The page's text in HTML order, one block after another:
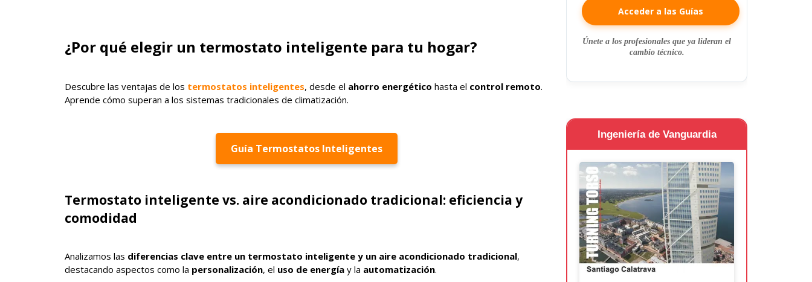
¿Por qué elegir un termostato inteligente para tu hogar?
Descubre las ventajas de los termostatos inteligentes, desde el ahorro energético hasta el control remoto.
Aprende cómo superan a los sistemas tradicionales de climatización.
Guía Termostatos Inteligentes
Termostato inteligente vs. aire acondicionado tradicional: eficiencia y
comodidad
Analizamos las diferencias clave entre un termostato inteligente y un aire acondicionado tradicional,
destacando aspectos como la personalización, el uso de energía y la automatización.
Acceder a las Guías
Únete a los profesionales que ya lideran el
cambio técnico.
Ingeniería de Vanguardia